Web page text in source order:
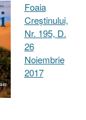
Foaia
Creştinului,
Nr. 195, D.
26
Noiembrie
2017